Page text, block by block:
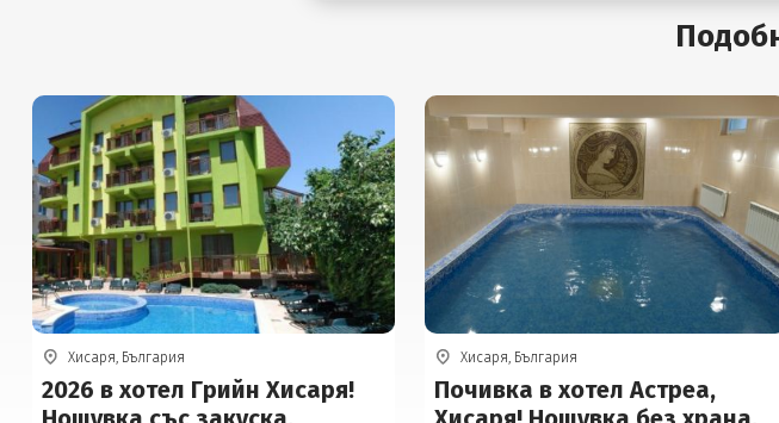
Хисаря, България
2026 в хотел Грийн Хисаря!
Хисаря, България
Почивка в хотел Астреа,